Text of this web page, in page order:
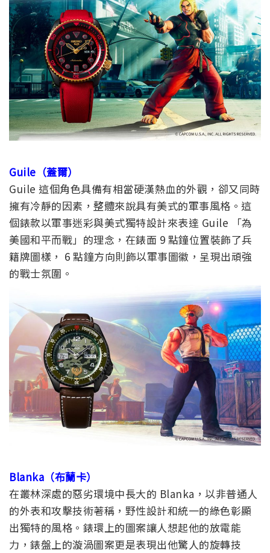
Guile（蓋爾）
Guile 這個角色具備有相當硬漢熱血的外觀，卻又同時
擁有冷靜的因素，整體來說具有美式的軍事風格。這
個錶款以軍事迷彩與美式獨特設計來表達 Guile 「為
美國和平而戰」的理念，在錶面 9 點鐘位置裝飾了兵
籍牌圖樣， 6 點鐘方向則飾以軍事圖徽，呈現出頑強
的戰士氛圍。
Blanka（布蘭卡）
在叢林深處的惡劣環境中長大的 Blanka，以非普通人
的外表和攻擊技術著稱，野性設計和統一的綠色彰顯
出獨特的風格。錶環上的圖案讓人想起他的放電能
力，錶盤上的漩渦圖案更是表現出他驚人的旋轉技